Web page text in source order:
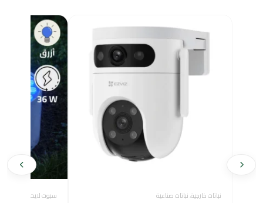
نباتات خارجية، نباتات صناعية سبوت لايت